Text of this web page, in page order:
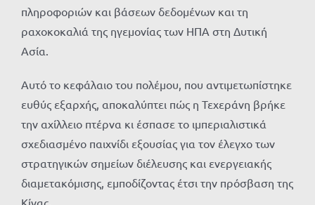
πληροφοριών και βάσεων δεδομένων και τη
ραχοκοκαλιά της ηγεμονίας των ΗΠΑ στη Δυτική
Ασία.
Αυτό το κεφάλαιο του πολέμου, που αντιμετωπίστηκε
ευθύς εξαρχής, αποκαλύπτει πώς η Τεχεράνη βρήκε
την αχίλλειο πτέρνα κι έσπασε το ιμπεριαλιστικά
σχεδιασμένο παιχνίδι εξουσίας για τον έλεγχο των
στρατηγικών σημείων διέλευσης και ενεργειακής
διαμετακόμισης, εμποδίζοντας έτσι την πρόσβαση της
Κίνας.